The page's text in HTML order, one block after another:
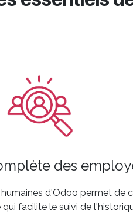
des
d'Odoo permet de
facilite le suivi de